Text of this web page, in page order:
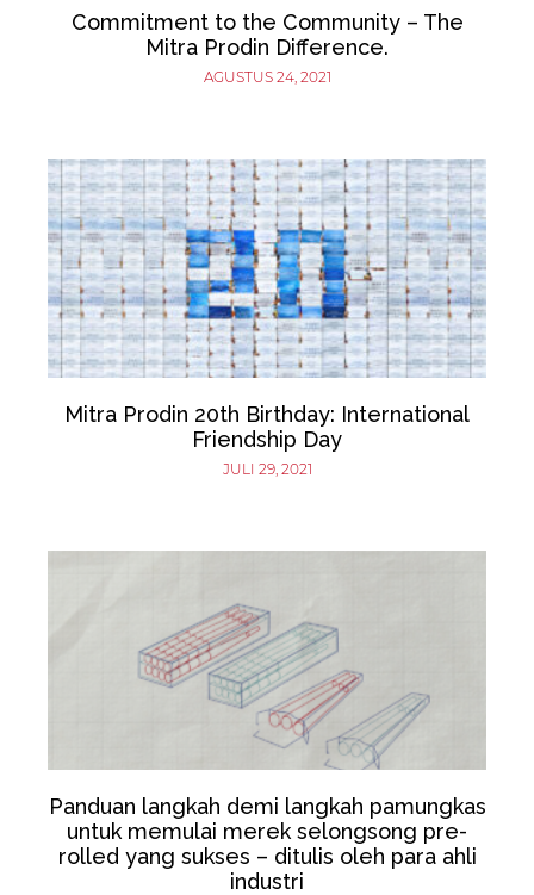
Commitment to the Community – The
Mitra Prodin Difference.
AGUSTUS 24, 2021
Mitra Prodin 20th Birthday: International
Friendship Day
JULI 29, 2021
Panduan langkah demi langkah pamungkas
untuk memulai merek selongsong pre-
rolled yang sukses – ditulis oleh para ahli
industri